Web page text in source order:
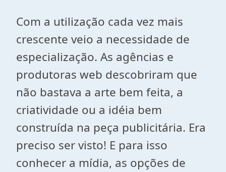
Com a utilização cada vez mais
crescente veio a necessidade de
especialização. As agências e
produtoras web descobriram que
não bastava a arte bem feita, a
criatividade ou a idéia bem
construída na peça publicitária. Era
preciso ser visto! E para isso
conhecer a mídia, as opções de